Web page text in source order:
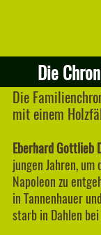
Die
Die
mit einem
Eberhard Gottlieb
jungen Jahren,
Napoleon zu
in Tannenhauer
starb in Dahlen